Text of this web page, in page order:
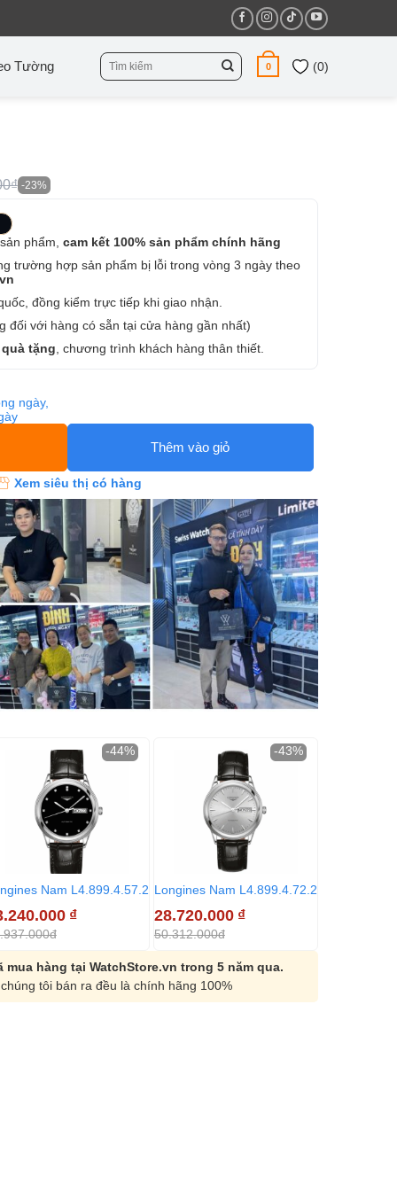
Tường
Tìm
kiếm:
0 (0)
-23%
phẩm, cam kết 100% sản phẩm chính hãng
trường hợp sản phẩm bị lỗi trong vòng 3 ngày theo
đồng kiểm trực tiếp khi giao nhận.
đối với hàng có sẵn tại cửa hàng gần nhất)
tặng , chương trình khách hàng thân thiết.
ngày,
Thêm vào giỏ
Xem siêu thị có hàng
Nam L4.899.4.57.2
₫
-44%
Longines Nam L4.899.4.72.2
28.720.000 ₫
50.312.000đ
-43%
mua hàng tại WatchStore.vn trong 5 năm qua.
tôi bán ra đều là chính hãng 100%